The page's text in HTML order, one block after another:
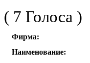
( 7 Голоса )
Фирма:
Наименование: